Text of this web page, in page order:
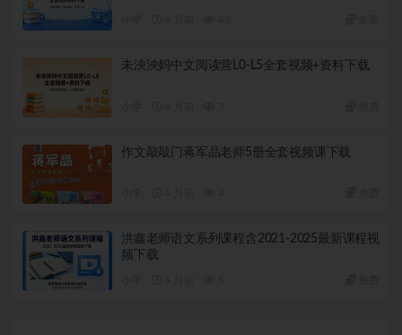
未泱泱妈中文阅读营L0-L5全套视频+资料下载
作文敲敲门蒋军晶老师5册全套视频课下载
洪鑫老师语文系列课程含2021-2025最新课程视
频下载